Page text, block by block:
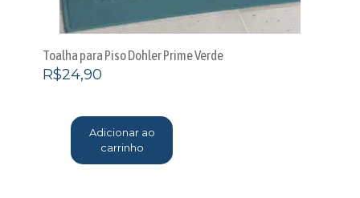
Toalha para Piso Dohler Prime Verde
R$24,90
Adicionar ao
carrinho